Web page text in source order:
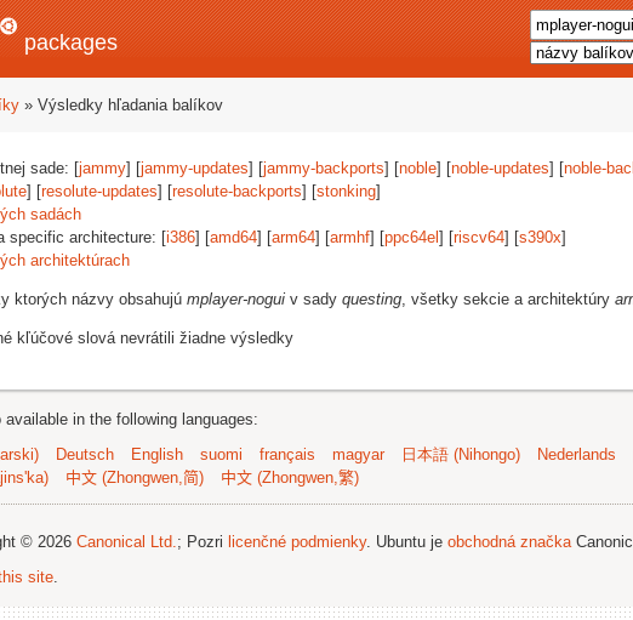
packages
» Výsledky hľadania balíkov
sade: [jammy] [jammy-updates] [jammy-backports] [noble] [noble-updates] [noble-
] [resolute-updates] [resolute-backports] [stonking]
sadách
specific architecture: [i386] [amd64] [arm64] [armhf] [ppc64el ] [riscv64] [s390x]
architektúrach
ktorých názvy obsahujú mplayer-nogui v sady questing, všetky sekcie a architektúry
kľúčové slová nevrátili žiadne výsledky
in the following languages:
Deutsch English suomi français magyar 日本語 (Nihongo) Nederlands
中文 (Zhongwen,简) 中文 (Zhongwen,繁)
© 2026 Canonical Ltd.; Pozri licenčné podmienky. Ubuntu je obchodná značka
site.